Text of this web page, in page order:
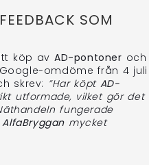
SOM
köp av AD-pontoner och
omdöme från 4 juli
skrev: ”Har köpt AD-
utformade, vilket gör det
fungerade
AlfaBryggan mycket